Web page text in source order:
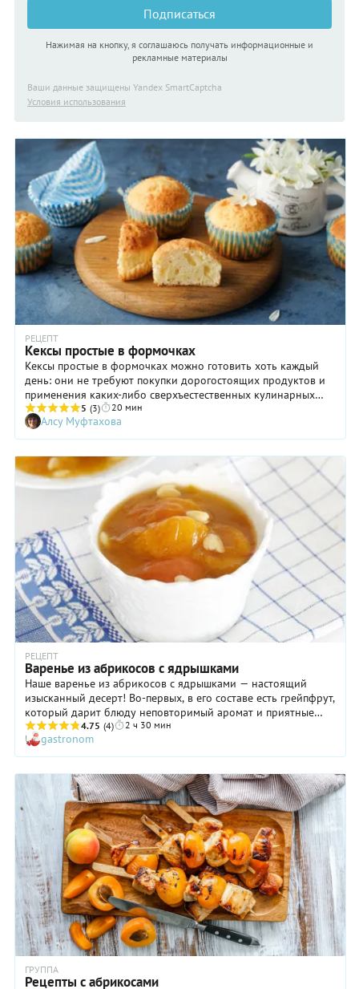
Подписаться
Нажимая на кнопку, я соглашаюсь получать информационные и
рекламные материалы
Ваши данные защищены Yandex SmartCaptcha
Условия использования
РЕЦЕПТ
Кексы простые в формочках
Кексы простые в формочках можно готовить хоть каждый
день: они не требуют покупки дорогостоящих продуктов и
применения каких-либо сверхъестественных кулинарных
знаний и умений. Зато нравится такая выпечка едва ли не
каждому! Простые кексы, приготовленные в маленьких
формочках, можно подать к чаю, кофе, какао. Правда, нам
кажется, что вкуснее всего есть эту выпечку с теплым
молоком. Во всяком случае, такое сочетание невольно
навевает воспоминания о временах, когда деревья были
большими, мы — маленькими, а вкуснее и уютнее маминых
кексов, булочек и пирожков не было ничего на свете!
5 (3) 20 мин
Алсу Муфтахова
РЕЦЕПТ
Варенье из абрикосов с ядрышками
Наше варенье из абрикосов с ядрышками — настоящий
изысканный десерт! Во-первых, в его составе есть грейпфрут,
который дарит блюду неповторимый аромат и приятные
цитрусовые ноты. Во-вторых — мы добавили в варенье
сердцевинки абрикосовых косточек, тем самым сделав его
текстуру более интересной. В-третьих, что тоже очень
необычно, для варки сиропа использовали не обычный
белый сахар, а коричневый: это, опять же, самым
позитивным образом отразилось на вкусе варенья из
абрикосов с ядрышками. Готовьте его и дегустируйте с
удовольствием!
4.75 (4) 2 ч 30 мин
gastronom
ГРУППА
Рецепты с абрикосами